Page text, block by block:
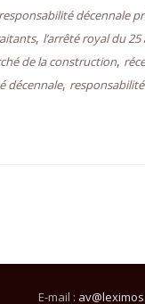
décennale
, l’arrêté royal du 25
de la construction,
décennale,
E-mail :